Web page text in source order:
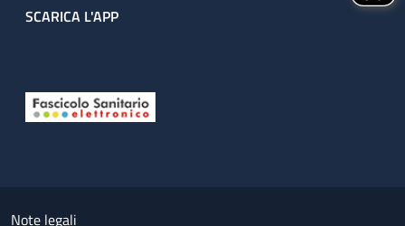
SCARICA L'APP
Small prints
Note legali